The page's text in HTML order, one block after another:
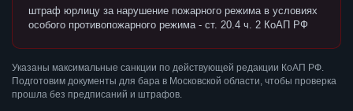
штраф юрлицу за нарушение пожарного режима в условиях
особого противопожарного режима - ст. 20.4 ч. 2 КоАП РФ
Указаны максимальные санкции по действующей редакции КоАП РФ.
Подготовим документы для бара в Московской области, чтобы проверка
прошла без предписаний и штрафов.